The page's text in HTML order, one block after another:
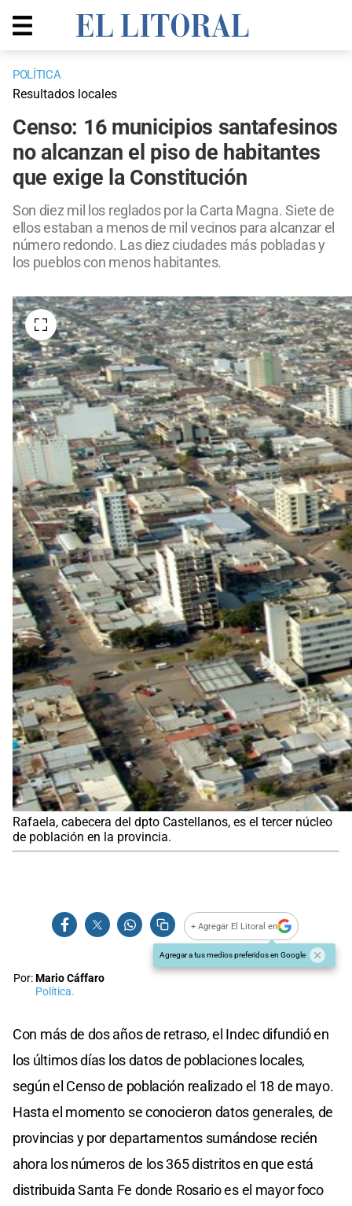
POLÍTICA
Resultados locales
Censo: 16 municipios santafesinos
no alcanzan el piso de habitantes
que exige la Constitución
Son diez mil los reglados por la Carta Magna. Siete de
ellos estaban a menos de mil vecinos para alcanzar el
número redondo. Las diez ciudades más pobladas y
los pueblos con menos habitantes.
Rafaela, cabecera del dpto Castellanos, es el tercer núcleo
de población en la provincia.
+ Agregar El Litoral en
Agregar a tus medios preferidos en Google
Por:Mario Cáffaro
Política.
Con más de dos años de retraso, el Indec difundió en
los últimos días los datos de poblaciones locales,
según el Censo de población realizado el 18 de mayo.
Hasta el momento se conocieron datos generales, de
provincias y por departamentos sumándose recién
ahora los números de los 365 distritos en que está
distribuida Santa Fe donde Rosario es el mayor foco